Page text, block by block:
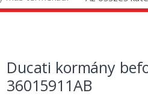
Ducati kormány
36015911AB